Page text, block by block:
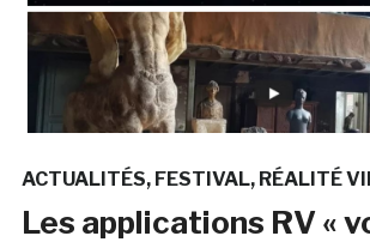
ACTUALITÉS FESTIVAL RÉALITÉ
Les applications RV «